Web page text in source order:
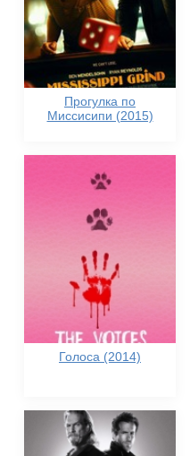
Прогулка по
Миссисипи (2015)
Голоса (2014)